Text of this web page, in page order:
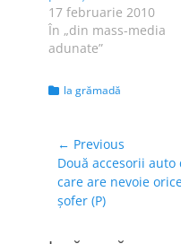
17 februarie 2010
În „din mass-media
adunate”
Categories
la grămadă
Navigare
în
articole
← Previous
Previous
post:
Două accesorii auto
care are nevoie
șofer (P)